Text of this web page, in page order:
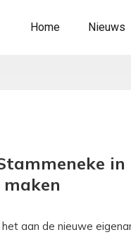
Home Nieuws
in
aan de nieuwe